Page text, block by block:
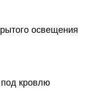
освещения
кровлю